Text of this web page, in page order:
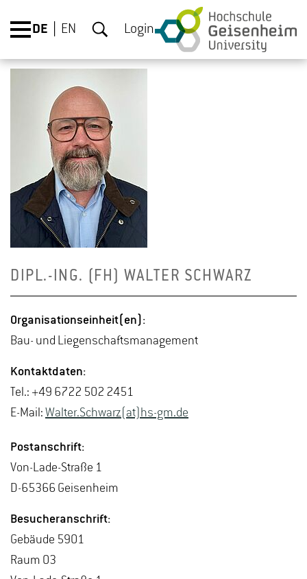
DE EN Login
DIPL.-ING. (FH) WAL­TER SCHWARZ
Or­ga­ni­sa­ti­ons­ein­heit(en):
Bau- und Lie­gen­schafts­ma­nage­ment
Kon­takt­da­ten:
Tel.: +49 6722 502 2451
E-Mail: Wal­ter.Schwarz(at)hs-​gm.​de
Post­an­schrift:
Von-La­de-Stra­ße 1
D-65366 Gei­sen­heim
Be­su­cher­an­schrift:
Ge­bäu­de 5901
Raum 03